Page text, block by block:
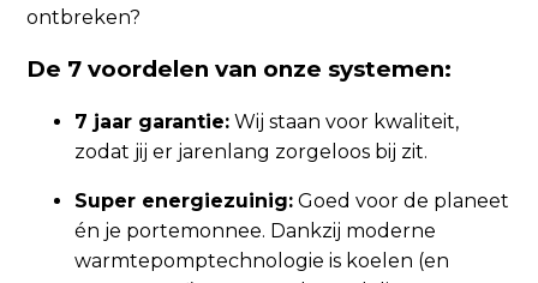
ontbreken?
De 7 voordelen van onze systemen:
7 jaar garantie:Wij staan voor kwaliteit,
zodat jij er jarenlang zorgeloos bij zit.
Super energiezuinig:Goed voor de planeet
én je portemonnee. Dankzij moderne
warmtepomptechnologie is koelen (en